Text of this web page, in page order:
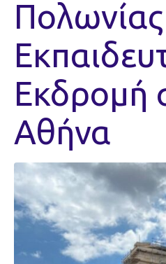
Εκδρομή
Αθήνα